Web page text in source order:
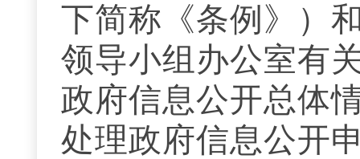
下简称《条例》）
领导小组办公室有
政府信息公开总体
处理政府信息公开